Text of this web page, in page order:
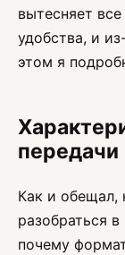
вытесняет
удобства, и
этом я
передачи
Как и обещал,
разобраться
почему